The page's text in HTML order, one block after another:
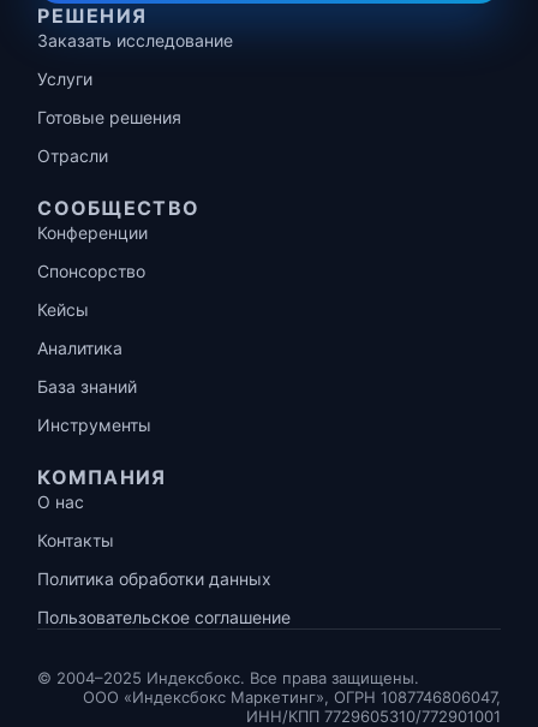
РЕШЕНИЯ
Заказать исследование
Услуги
Готовые решения
Отрасли
СООБЩЕСТВО
Конференции
Спонсорство
Кейсы
Аналитика
База знаний
Инструменты
КОМПАНИЯ
О нас
Контакты
Политика обработки данных
Пользовательское соглашение
© 2004–2025 Индексбокс. Все права защищены.
ООО «Индексбокс Маркетинг», ОГРН 1087746806047,
ИНН/КПП 7729605310/772901001